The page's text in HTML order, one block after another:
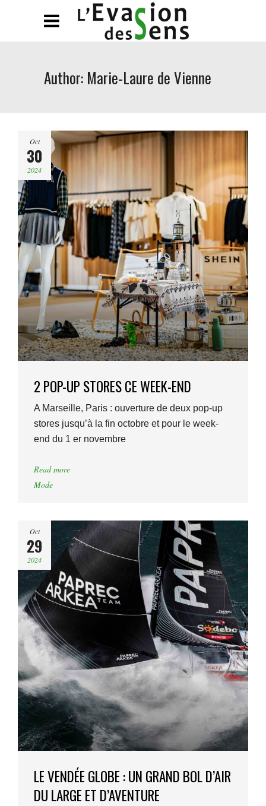
Author: Marie-Laure de Vienne
Oct
30
2024
2 POP-UP STORES CE WEEK-END
A Marseille, Paris : ouverture de deux pop-up
stores jusqu’à la fin octobre et pour le week-
end du 1 er novembre
Read more
Mode
Oct
29
2024
LE VENDÉE GLOBE : UN GRAND BOL D’AIR
DU LARGE ET D’AVENTURE